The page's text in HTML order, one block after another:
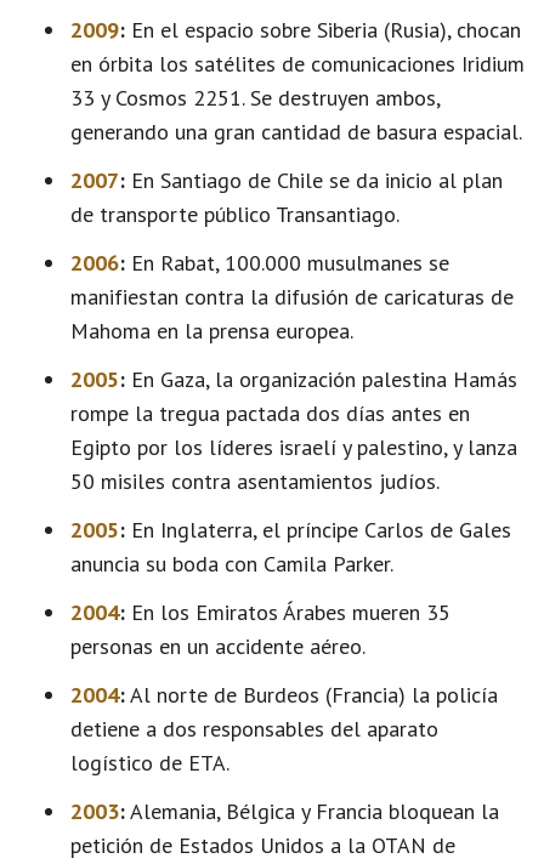
2009: En el espacio sobre Siberia (Rusia), chocan
en órbita los satélites de comunicaciones Iridium
33 y Cosmos 2251. Se destruyen ambos,
generando una gran cantidad de basura espacial.
2007: En Santiago de Chile se da inicio al plan
de transporte público Transantiago.
2006: En Rabat, 100.000 musulmanes se
manifiestan contra la difusión de caricaturas de
Mahoma en la prensa europea.
2005: En Gaza, la organización palestina Hamás
rompe la tregua pactada dos días antes en
Egipto por los líderes israelí y palestino, y lanza
50 misiles contra asentamientos judíos.
2005: En Inglaterra, el príncipe Carlos de Gales
anuncia su boda con Camila Parker.
2004: En los Emiratos Árabes mueren 35
personas en un accidente aéreo.
2004:Al norte de Burdeos (Francia) la policía
detiene a dos responsables del aparato
logístico de ETA.
2003:Alemania, Bélgica y Francia bloquean la
petición de Estados Unidos a la OTAN de